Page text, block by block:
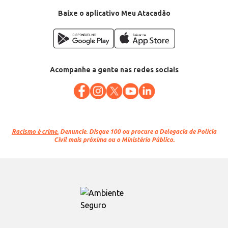
Baixe o aplicativo Meu Atacadão
Acompanhe a gente nas redes sociais
Racismo é crime. Denuncie. Disque 100 ou procure a Delegacia de Polícia
Civil mais próxima ou o Ministério Público.